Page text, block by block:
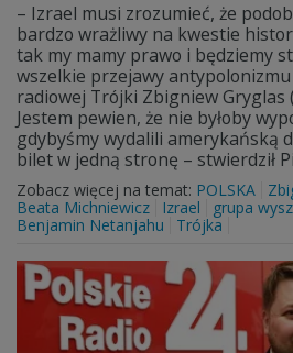
– Izrael musi zrozumieć, że
bardzo wrażliwy na kwestie
tak my mamy prawo i będziemy
wszelkie przejawy antypolonizmu
radiowej Trójki Zbigniew Gryglas
Jestem pewien, że nie byłoby
gdybyśmy wydalili amerykańską
bilet w jedną stronę – stwierdził
Zobacz więcej na temat: POLSKA
Beata Michniewicz
Izrael
grupa
Benjamin Netanjahu
Trójka